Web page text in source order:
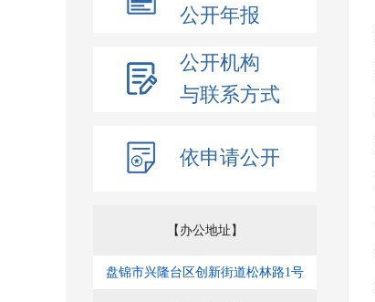
公开年报
公开机构
与联系方式
依申请公开
【办公地址】
盘锦市兴隆台区创新街道松林路1号